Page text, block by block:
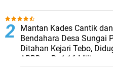
Mantan Kades Cantik
Bendahara Desa Sungai
Ditahan Kejari Tebo,
APBDes Rp1,16 Miliar